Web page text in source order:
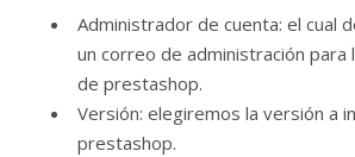
Administrador de cuenta: el cual
un correo de administración para
de prestashop.
Versión: elegiremos la versión a
prestashop.